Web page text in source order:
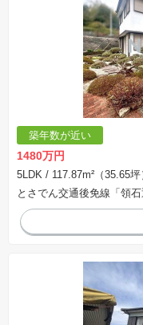
築年数が近い
1480万円
5LDK / 117.87m²（35.65坪
とさでん交通後免線「領